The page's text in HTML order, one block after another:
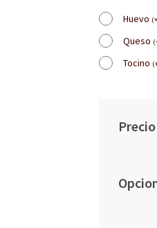
Huevo (+
Queso (
Tocino (